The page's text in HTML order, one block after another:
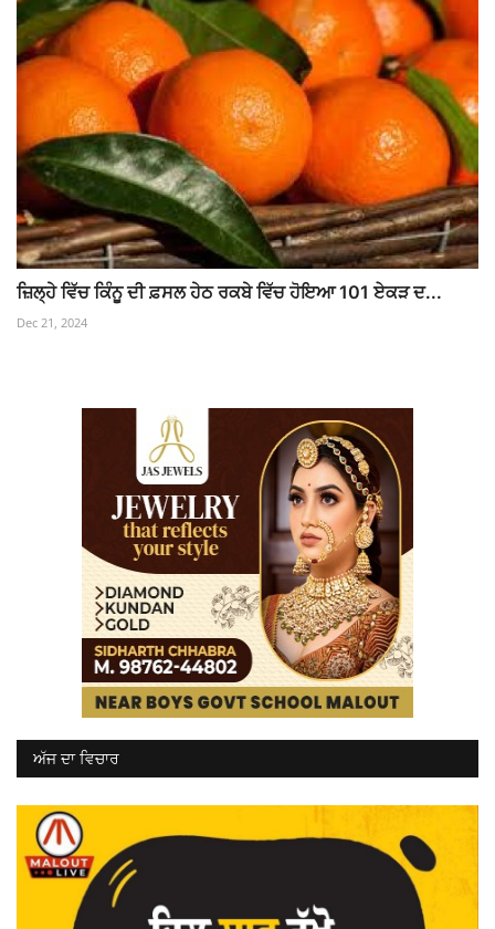
ਜ਼ਿਲ੍ਹੇ ਵਿੱਚ ਕਿੰਨੂ ਦੀ ਫ਼ਸਲ ਹੇਠ ਰਕਬੇ ਵਿੱਚ ਹੋਇਆ 101 ਏਕੜ ਦ...
Dec 21, 2024
ਅੱਜ ਦਾ ਵਿਚਾਰ